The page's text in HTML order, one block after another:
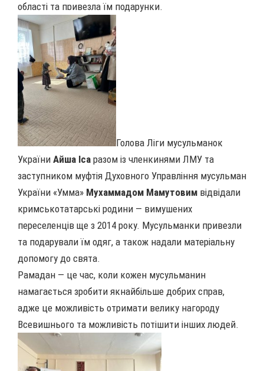
області та привезла їм подарунки.
Голова Ліги мусульманок
України Айша Іса разом із членкинями ЛМУ та
заступником муфтія Духовного Управління мусульман
України «Умма» Мухаммадом Мамутовим відвідали
кримськотатарські родини — вимушених
переселенців ще з 2014 року. Мусульманки привезли
та подарували їм одяг, а також надали матеріальну
допомогу до свята.
Рамадан — це час, коли кожен мусульманин
намагається зробити якнайбільше добрих справ,
адже це можливість отримати велику нагороду
Всевишнього та можливість потішити інших людей.